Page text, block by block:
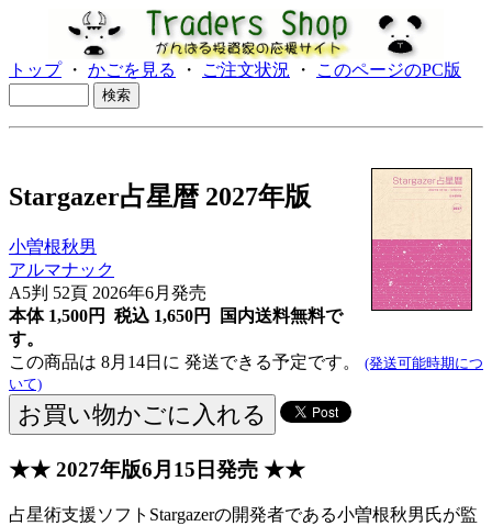
トップ・ かごを見る ・ ご注文状況 ・ このページのPC版
Stargazer占星暦 2027年版
小曽根秋男
アルマナック
A5判 52頁 2026年6月発売
本体 1,500円 税込 1,650円
国内送料無料で
す。
この商品は 8月14日に 発送できる予定です。 (発送可能時期につ
いて)
★★ 2027年版6月15日発売 ★★
占星術支援ソフトStargazerの開発者である小曽根秋男氏が監